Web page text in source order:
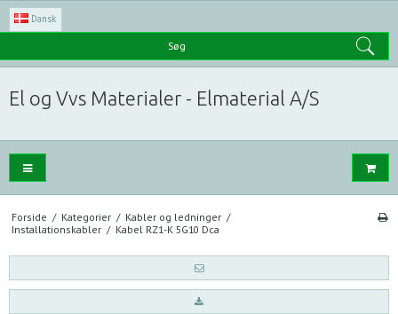
Dansk
Søg
El og Vvs Materialer - Elmaterial A/S
Forside / Kategorier / Kabler og ledninger /
Installationskabler / Kabel RZ1-K 5G10 Dca